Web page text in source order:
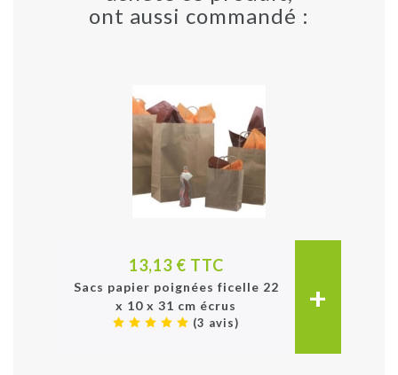
ont aussi commandé :
13,13 € TTC
Sacs papier poignées ficelle 22
x 10 x 31 cm écrus
(3 avis)
+